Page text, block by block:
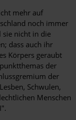
mehr auf
noch immer
sie nicht in die
dass auch ihr
Körpers geraubt
der
der
Lesben, Schwulen,
Menschen